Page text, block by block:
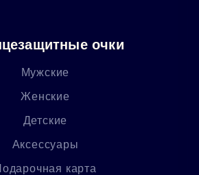
очки
Мужские
Женские
Детские
Аксессуары
карта